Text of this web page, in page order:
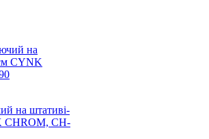
на штативі-
CHROM, CH-